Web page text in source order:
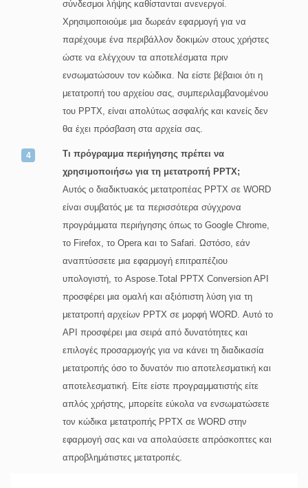
σύνδεσμοι λήψης καθίστανται ανενεργοί.
Χρησιμοποιούμε μια δωρεάν εφαρμογή για να
παρέχουμε ένα περιβάλλον δοκιμών στους χρήστες
ώστε να ελέγχουν τα αποτελέσματα πριν
ενσωματώσουν τον κώδικα. Να είστε βέβαιοι ότι η
μετατροπή του αρχείου σας, συμπεριλαμβανομένου
του PPTX, είναι απολύτως ασφαλής και κανείς δεν
θα έχει πρόσβαση στα αρχεία σας.
Τι πρόγραμμα περιήγησης πρέπει να
χρησιμοποιήσω για τη μετατροπή PPTX;
Αυτός ο διαδικτυακός μετατροπέας PPTX σε WORD
είναι συμβατός με τα περισσότερα σύγχρονα
προγράμματα περιήγησης όπως το Google Chrome,
το Firefox, το Opera και το Safari. Ωστόσο, εάν
αναπτύσσετε μια εφαρμογή επιτραπέζιου
υπολογιστή, το Aspose.Total PPTX Conversion API
προσφέρει μια ομαλή και αξιόπιστη λύση για τη
μετατροπή αρχείων PPTX σε μορφή WORD. Αυτό το
API προσφέρει μια σειρά από δυνατότητες και
επιλογές προσαρμογής για να κάνει τη διαδικασία
μετατροπής όσο το δυνατόν πιο αποτελεσματική και
αποτελεσματική. Είτε είστε προγραμματιστής είτε
απλός χρήστης, μπορείτε εύκολα να ενσωματώσετε
τον κώδικα μετατροπής PPTX σε WORD στην
εφαρμογή σας και να απολαύσετε απρόσκοπτες και
απροβλημάτιστες μετατροπές.